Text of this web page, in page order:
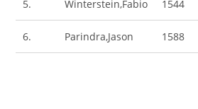
5. Winterstein,Fabio 1544
6. Parindra,Jason 1588